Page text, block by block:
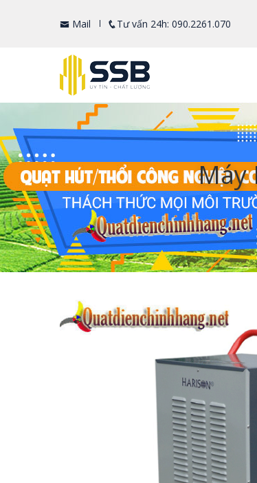
Mail Tư vấn 24h: 090.2261.070
Máy